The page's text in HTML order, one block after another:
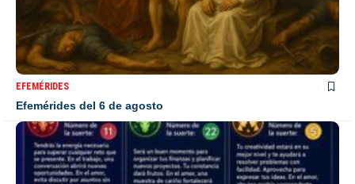
EFEMÉRIDES
Efemérides del 6 de agosto